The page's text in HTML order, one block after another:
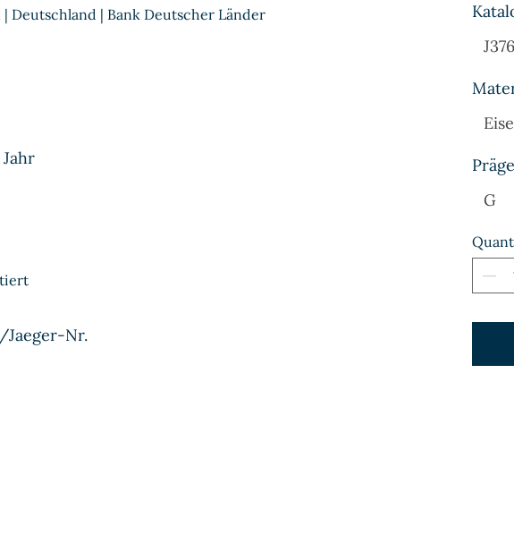
Deutschland | Bank Deutscher Länder
Jaeger-Nr.
J376
G